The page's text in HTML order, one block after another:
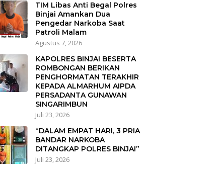
TIM Libas Anti Begal Polres
Binjai Amankan Dua
Pengedar Narkoba Saat
Patroli Malam
Agustus 7, 2026
KAPOLRES BINJAI BESERTA
ROMBONGAN BERIKAN
PENGHORMATAN TERAKHIR
KEPADA ALMARHUM AIPDA
PERSADANTA GUNAWAN
SINGARIMBUN
Juli 23, 2026
“DALAM EMPAT HARI, 3 PRIA
BANDAR NARKOBA
DITANGKAP POLRES BINJAI”
Juli 23, 2026